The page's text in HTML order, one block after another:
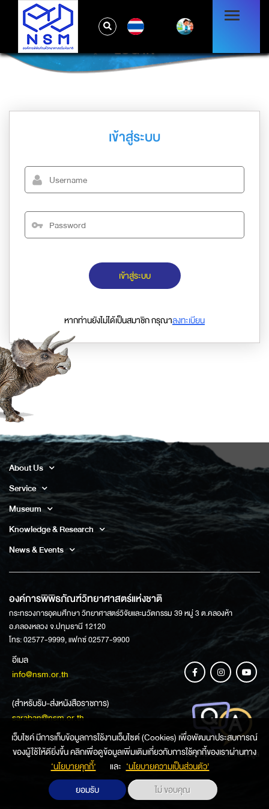
LOG IN
เข้าสู่ระบบ
เข้าสู่ระบบ
หากท่านยังไม่ได้เป็นสมาชิก กรุณาลงทะเบียน
About Us
Service
Museum
Knowledge & Research
News & Events
องค์การพิพิธภัณฑ์วิทยาศาสตร์แห่งชาติ
กระทรวงการอุดมศึกษา วิทยาศาสตร์วิจัยและนวัตกรรม 39 หมู่ 3 ต.คลองห้า
อ.คลองหลวง จ.ปทุมธานี 12120
โทร: 02577-9999, แฟกซ์ 02577-9900
อีเมล
info@nsm.or.th
(สำหรับรับ-ส่งหนังสือราชการ)
saraban@nsm.or.th
ช่องทางการสอบถามข้อมูล
เว็บไซค์ มีการเก็บข้อมูลการใช้งานเว็บไซต์ (Cookies) เพื่อพัฒนาประสบการณ์
ของผู้ใช้ให้ดียิ่งขึ้น คลิกเพื่อดูข้อมูลเพิ่มเติมเกี่ยวกับการใช้คุกกี้ของเราผ่านทาง
‘นโยบายคุกกี้’
และ ‘นโยบายความเป็นส่วนตัว'
ยอมรับ
ไม่ ขอบคุณ